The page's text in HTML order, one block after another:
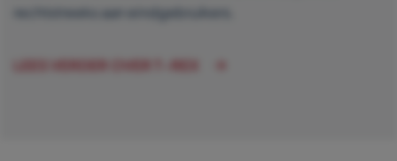
rechtstreeks aan eindgebruikers.
LEES VERDER OVER T-REX